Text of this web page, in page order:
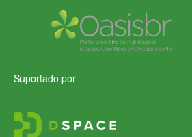
Suportado por